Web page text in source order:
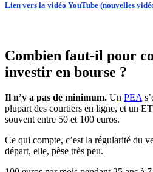
Lien vers la vidéo YouTube (nouvelles
Combien faut-il pour
investir en bourse ?
Il n’y a pas de minimum. Un PEA
plupart des courtiers en ligne, et un
souvent entre 50 et 100 euros.
Ce qui compte, c’est la régularité du
départ, elle, pèse très peu.